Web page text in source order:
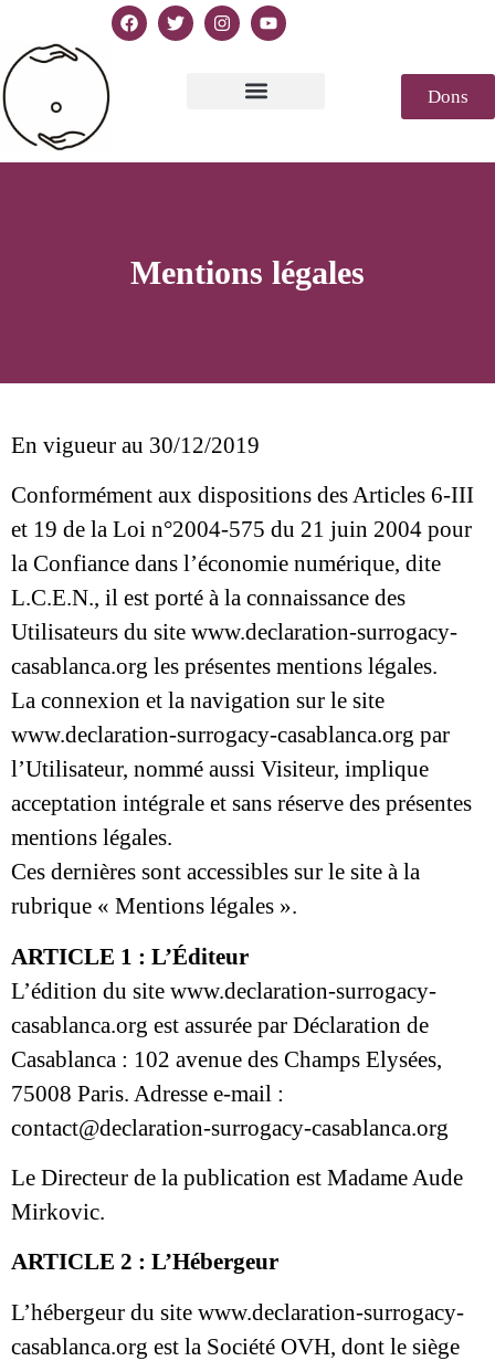
Dons
Mentions légales
En vigueur au 30/12/2019
Conformément aux dispositions des Articles 6-III
et 19 de la Loi n°2004-575 du 21 juin 2004 pour
la Confiance dans l’économie numérique, dite
L.C.E.N., il est porté à la connaissance des
Utilisateurs du site www.declaration-surrogacy-
casablanca.org les présentes mentions légales.
La connexion et la navigation sur le site
www.declaration-surrogacy-casablanca.org par
l’Utilisateur, nommé aussi Visiteur, implique
acceptation intégrale et sans réserve des présentes
mentions légales.
Ces dernières sont accessibles sur le site à la
rubrique « Mentions légales ».
ARTICLE 1 : L’Éditeur
L’édition du site www.declaration-surrogacy-
casablanca.org est assurée par Déclaration de
Casablanca : 102 avenue des Champs Elysées,
75008 Paris. Adresse e-mail :
contact@declaration-surrogacy-casablanca.org
Le Directeur de la publication est Madame Aude
Mirkovic.
ARTICLE 2 : L’Hébergeur
L’hébergeur du site www.declaration-surrogacy-
casablanca.org est la Société OVH, dont le siège